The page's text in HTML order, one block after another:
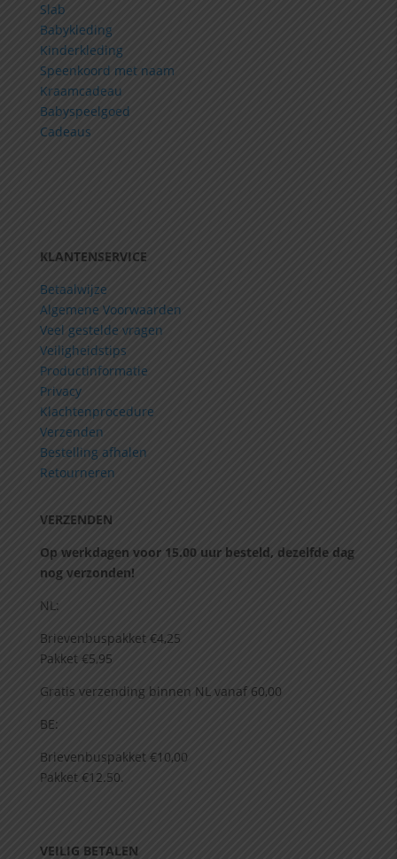
Slab
Babykleding
Kinderkleding
Speenkoord met naam
Kraamcadeau
Babyspeelgoed
Cadeaus
KLANTENSERVICE
Betaalwijze
Algemene Voorwaarden
Veel gestelde vragen
Veiligheidstips
Productinformatie
Privacy
Klachtenprocedure
Verzenden
Bestelling afhalen
Retourneren
VERZENDEN
Op werkdagen voor 15.00 uur besteld, dezelfde dag
nog verzonden!
NL:
Brievenbuspakket €4,25
Pakket €5,95
Gratis verzending binnen NL vanaf 60,00
BE:
Brievenbuspakket €10,00
Pakket €12.50.
VEILIG BETALEN